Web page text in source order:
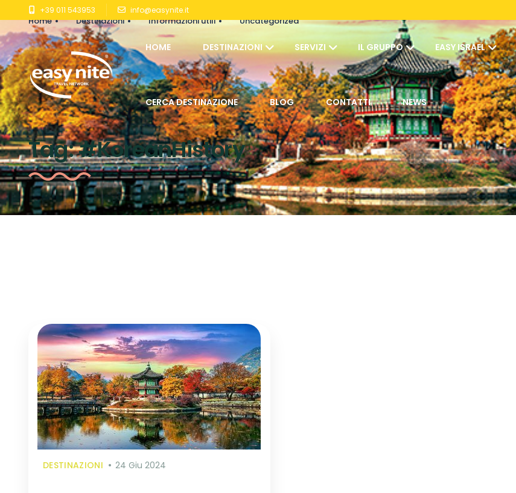
+39 011 543953 info@easynite.it
HOME DESTINAZIONI SERVIZI IL GRUPPO EASY ISRAEL
CERCA DESTINAZIONE BLOG CONTATTI NEWS
Tag:#KoreanHistory
Home Destinazioni Informazioni utili Uncategorized
DESTINAZIONI 24 Giu 2024